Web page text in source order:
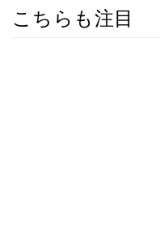
こちらも注目